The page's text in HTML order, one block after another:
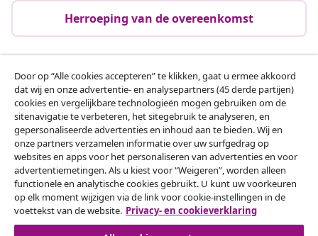
Herroeping van de overeenkomst
Klantenservice
Zakelijk
vidaXL
Ontdek meer
Door op “Alle cookies accepteren” te klikken, gaat u ermee akkoord
dat wij en onze advertentie- en analysepartners (45 derde partijen)
cookies en vergelijkbare technologieën mogen gebruiken om de
sitenavigatie te verbeteren, het sitegebruik te analyseren, en
gepersonaliseerde advertenties en inhoud aan te bieden. Wij en
onze partners verzamelen informatie over uw surfgedrag op
websites en apps voor het personaliseren van advertenties en voor
advertentiemetingen. Als u kiest voor “Weigeren”, worden alleen
functionele en analytische cookies gebruikt. U kunt uw voorkeuren
op elk moment wijzigen via de link voor cookie-instellingen in de
voettekst van de website. Privacy- en cookieverklaring